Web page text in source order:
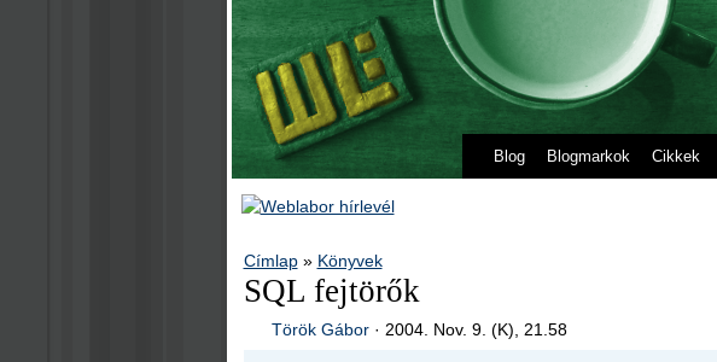
Blog Blogmarkok Cikkek
Címlap» Könyvek
SQL fejtörők
Török Gábor · 2004. Nov. 9. (K), 21.58